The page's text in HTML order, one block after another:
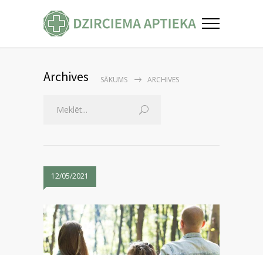
Archives SĀKUMS ARCHIVES
12/05/2021